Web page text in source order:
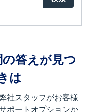
答えが見つ
は
社スタッフがお客様
ポートオプションか